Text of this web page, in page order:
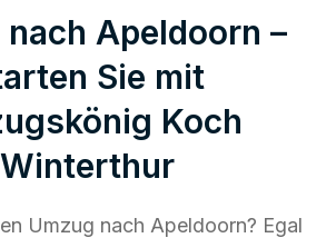
nach Apeldoorn –
Sie mit
Koch
Winterthur
Umzug nach Apeldoorn? Egal